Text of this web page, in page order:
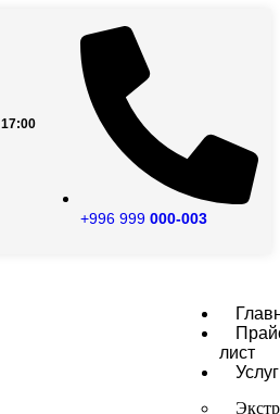
+996 999 000-003
лист